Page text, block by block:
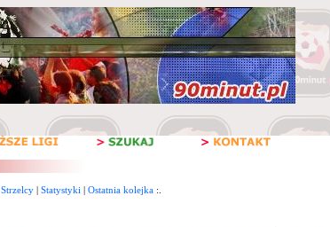
Strzelcy | Statystyki | Ostatnia kolejka :.